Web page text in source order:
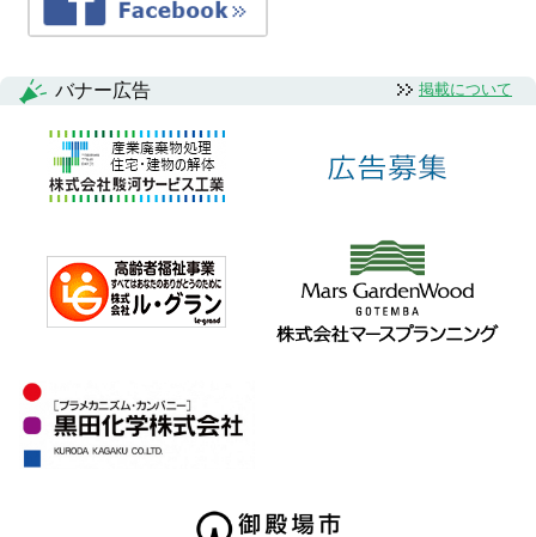
バナー広告 掲載について